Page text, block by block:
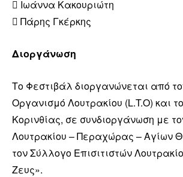
 Ιωάννα Κακουριώτη
 Πάρης Γκέρκης
Διοργάνωση
Το Φεστιβάλ διοργανώνεται από
Οργανισμό Λουτρακίου (L.T.O) και
Κορινθίας, σε συνδιοργάνωση με
Λουτρακίου – Περαχώρας – Αγίων
τον Σύλλογο Επισιτιστών
Ζευς».